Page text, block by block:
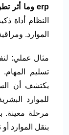
erp وما أثر
النظام أداة
الموارد.
مثال عملي:
يكتشف أن
للموارد
مرحلة معينة.
بنقل الموارد